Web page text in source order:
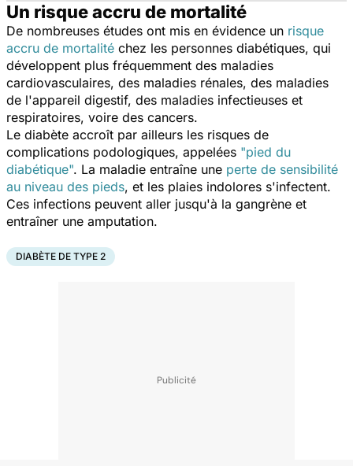
Un risque accru de mortalité
De nombreuses études ont mis en évidence un risque
accru de mortalité chez les personnes diabétiques, qui
développent plus fréquemment des maladies
cardiovasculaires, des maladies rénales, des maladies
de l'appareil digestif, des maladies infectieuses et
respiratoires, voire des cancers.
Le diabète accroît par ailleurs les risques de
complications podologiques, appelées "pied du
diabétique". La maladie entraîne une perte de sensibilité
au niveau des pieds, et les plaies indolores s'infectent.
Ces infections peuvent aller jusqu'à la gangrène et
entraîner une amputation.
DIABÈTE DE TYPE 2